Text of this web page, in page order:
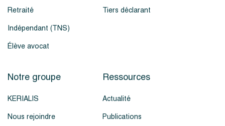
Retraité
Indépendant (TNS)
Élève avocat
Tiers déclarant
Notre groupe
KERIALIS
Nous rejoindre
Ressources
Actualité
Publications